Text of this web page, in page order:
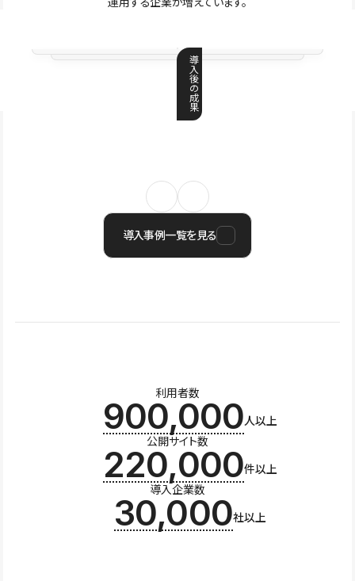
導
入
後
の
成
果
導入事例一覧を見る
利用者数
900,000人以上
公開サイト数
220,000件以上
導入企業数
30,000社以上